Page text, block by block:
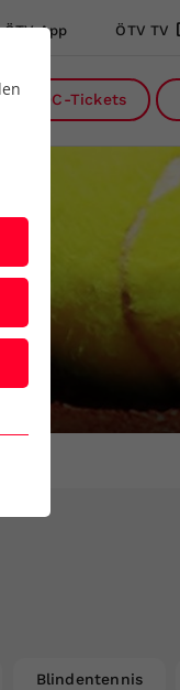
ÖTV App ÖTV TV
DC-Tickets
Blindentennis